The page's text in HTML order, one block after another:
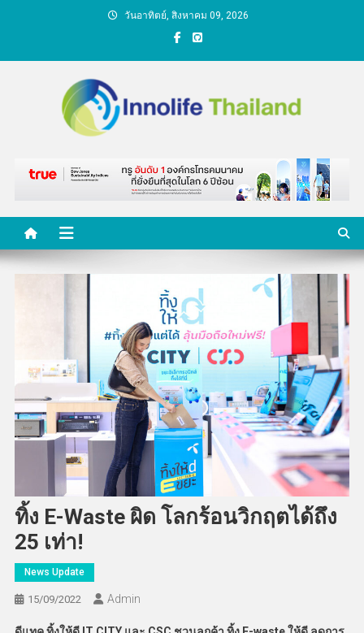
วันอาทิตย์, สิงหาคม 09, 2026
คนกับความคิด ชีวิตกับ
นวัตกรรม
ทิ้ง E-Waste ผิด โลกร้อนวิกฤตได้ถึง
25 เท่า!
News Update
15/09/2022 Admin